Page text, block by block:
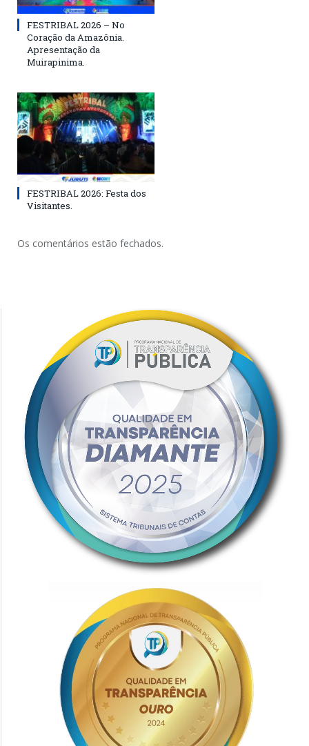
FESTRIBAL 2026 – No
Coração da Amazônia.
Apresentação da
Muirapinima.
FESTRIBAL 2026: Festa dos
Visitantes.
Os comentários estão fechados.